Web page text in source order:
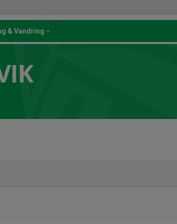
& Vandring